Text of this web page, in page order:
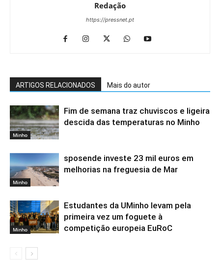
Redação
https://pressnet.pt
ARTIGOS RELACIONADOS Mais do autor
Minho
Fim de semana traz chuviscos e ligeira
descida das temperaturas no Minho
Minho
sposende investe 23 mil euros em
melhorias na freguesia de Mar
Minho
Estudantes da UMinho levam pela
primeira vez um foguete à
competição europeia EuRoC